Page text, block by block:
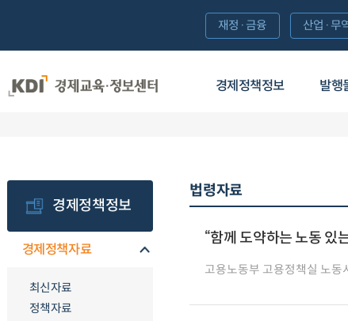
경제정책정보 발행
재정·금융 산업·무
경제정책정보
경제정책자료
최신자료
정책자료
법령자료
“함께 도약하는 노동 있
고용노동부 고용정책실 노